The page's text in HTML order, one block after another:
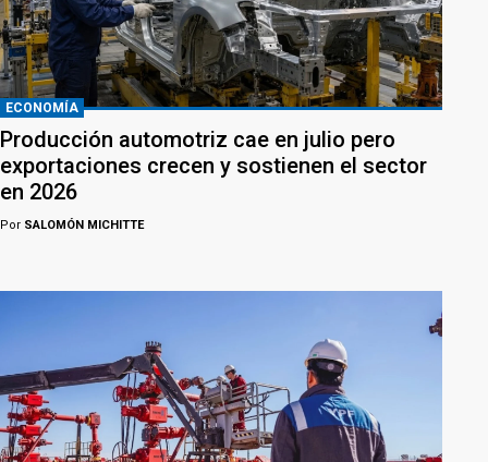
ECONOMÍA
Producción automotriz cae en julio pero
exportaciones crecen y sostienen el sector
en 2026
Por SALOMÓN MICHITTE